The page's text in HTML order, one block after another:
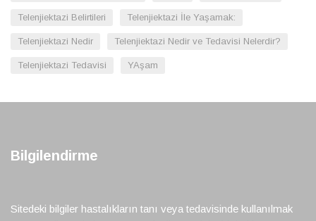
Telenjiektazi Belirtileri Telenjiektazi İle Yaşamak:
Telenjiektazi Nedir Telenjiektazi Nedir ve Tedavisi Nelerdir?
Telenjiektazi Tedavisi YAşam
Bilgilendirme
Sitedeki bilgiler hastalıkların tanı veya tedavisinde kullanılmak